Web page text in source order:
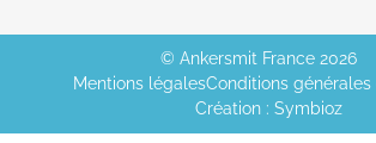
© Ankersmit France 2026
Mentions légalesConditions
Création : Symbioz